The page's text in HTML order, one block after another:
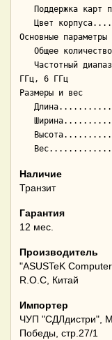
Основные параметры
ГГц, 6 ГГц
Размеры и вес
Наличие
Транзит
Гарантия
12 мес.
Производитель
"ASUSTeK
R.O.C, Китай
Импортер
ЧУП "СДЛдистри",
Победы, стр.27/1